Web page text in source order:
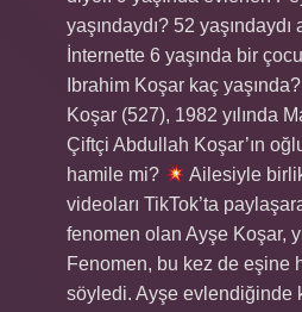
yaşındaydı? 52 yaşındaydı
İnternette 6 yaşında bir
Ibrahim Koşar kaç
Koşar (527), 1982 yılında
Çiftçi Abdullah Koşar’ın
hamile mi?
Ailesiyle
videoları TikTok’ta
fenomen olan Ayşe Koşar,
Fenomen, bu kez de eşine
söyledi. Ayşe evlendiğinde